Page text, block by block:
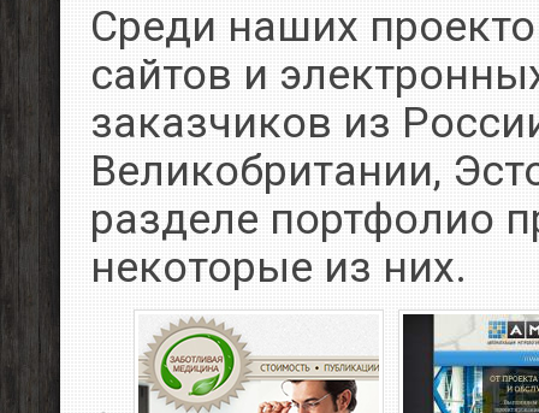
Среди наших
сайтов и
заказчиков из
Великобритании,
разделе портфолио
некоторые из них.